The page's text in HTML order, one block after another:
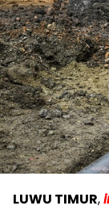
LUWU TIMUR,